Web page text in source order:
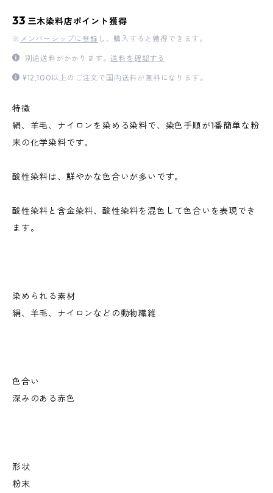
33 三木染料店ポイント獲得
※ メンバーシップに登録 し、購入すると獲得できます。
別途送料がかかります。送料を確認する
¥12,100以上のご注文で国内送料が無料になります。
特徴
絹、羊毛、ナイロンを染める染料で、染色手順が1番簡単な粉
末の化学染料です。
酸性染料は、鮮やかな色合いが多いです。
酸性染料と含金染料、酸性染料を混色して色合いを表現でき
ます。
染められる素材
絹、羊毛、ナイロンなどの動物繊維
色合い
深みのある赤色
形状
粉末